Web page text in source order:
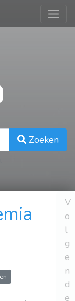
Zoeken
V
o
l
g
e
n
d
e